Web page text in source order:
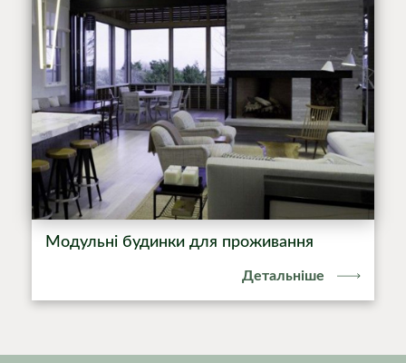
Модульні будинки для проживання
Детальніше